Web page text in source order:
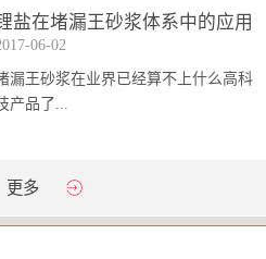
盐在堵漏王砂浆体系中的应用
-06-02
漏王砂浆在业界已经算不上什么高科
产品了...
。简单来说它就是一种能够迅速凝固的
砂浆的强...
更多